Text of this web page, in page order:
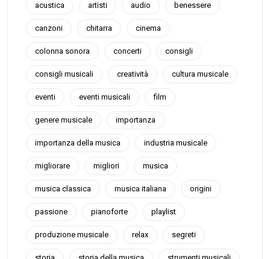
acustica artisti audio benessere
canzoni chitarra cinema
colonna sonora concerti consigli
consigli musicali creatività cultura musicale
eventi eventi musicali film
genere musicale importanza
importanza della musica industria musicale
migliorare migliori musica
musica classica musica italiana origini
passione pianoforte playlist
produzione musicale relax segreti